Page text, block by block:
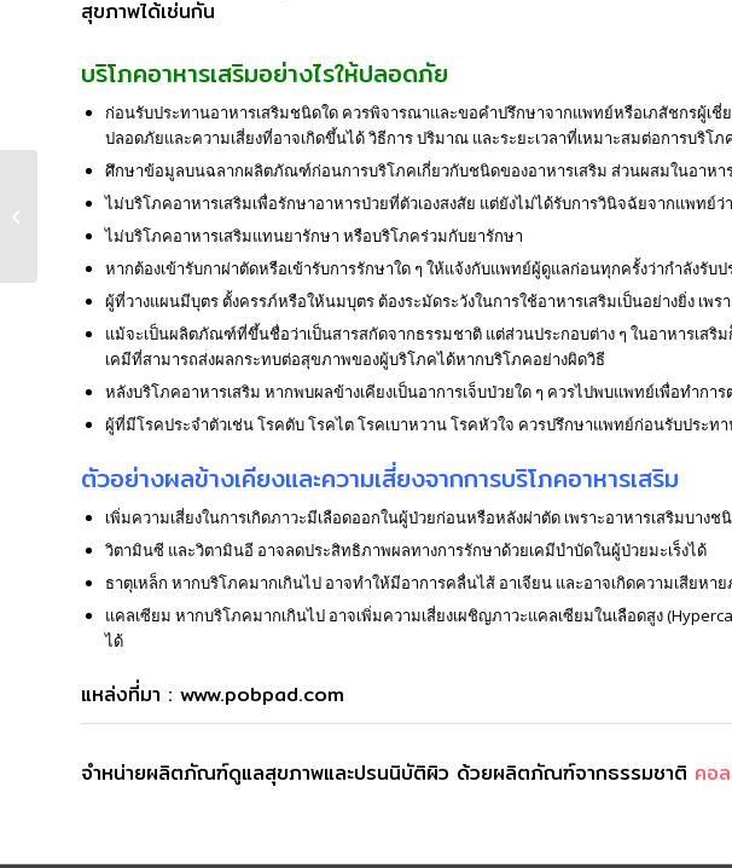
สุขภาพได้เช่นกัน
บริโภคอาหารเสริมอย่างไรให้ปลอดภัย
ก่อนรับประทานอาหารเสริมชนิดใด ควรพิจารณาและขอคำปรึกษาจากแพทย์หรือเภสัชกรผู้เ
ปลอดภัยและความเสี่ยงที่อาจเกิดขึ้นได้ วิธีการ ปริมาณ และระยะเวลาที่เหมาะสมต่อการบริโภ
ศึกษาข้อมูลบนฉลากผลิตภัณฑ์ก่อนการบริโภคเกี่ยวกับชนิดของอาหารเสริม ส่วนผสมในอาห
ไม่บริโภคอาหารเสริมเพื่อรักษาอาหารป่วยที่ตัวเองสงสัย แต่ยังไม่ได้รับการวินิจฉัยจากแพทย์
ไม่บริโภคอาหารเสริมแทนยารักษา หรือบริโภคร่วมกับยารักษา
หากต้องเข้ารับกาผ่าตัดหรือเข้ารับการรักษาใด ๆ ให้แจ้งกับแพทย์ผู้ดูแลก่อนทุกครั้งว่ากำลังรับ
ผู้ที่วางแผนมีบุตร ตั้งครรภ์หรือให้นมบุตร ต้องระมัดระวังในการใช้อาหารเสริมเป็นอย่างยิ่ง เพ
แม้จะเป็นผลิตภัณฑ์ที่ขึ้นชื่อว่าเป็นสารสกัดจากธรรมชาติ แต่ส่วนประกอบต่าง ๆ ในอาหารเส
เคมีที่สามารถส่งผลกระทบต่อสุขภาพของผู้บริโภคได้หากบริโภคอย่างผิดวิธี
หลังบริโภคอาหารเสริม หากพบผลข้างเคียงเป็นอาการเจ็บป่วยใด ๆ ควรไปพบแพทย์เพื่อทำก
ผู้ที่มีโรคประจำตัวเช่น โรคตับ โรคไต โรคเบาหวาน โรคหัวใจ ควรปรึกษาแพทย์ก่อนรับประ
ตัวอย่างผลข้างเคียงและความเสี่ยงจากการบริโภคอาหารเสริม
เพิ่มความเสี่ยงในการเกิดภาวะมีเลือดออกในผู้ป่วยก่อนหรือหลังผ่าตัด เพราะอาหารเสริมบาง
วิตามินซี และวิตามินอี อาจลดประสิทธิภาพผลทางการรักษาด้วยเคมีบำบัดในผู้ป่วยมะเร็งได้
ธาตุเหล็ก หากบริโภคมากเกินไป อาจทำให้มีอาการคลื่นไส้ อาเจียน และอาจเกิดความเสียหา
แคลเซียม หากบริโภคมากเกินไป อาจเพิ่มความเสี่ยงเผชิญภาวะแคลเซียมในเลือดสูง
ได้
แหล่งที่มา : www.pobpad.com
จำหน่ายผลิตภัณฑ์ดูแลสุขภาพและปรนนิบัติผิว ด้วยผลิตภัณฑ์จากธรรมชาติ คอ
มารู้จักผลิตภัณฑ์เสริ